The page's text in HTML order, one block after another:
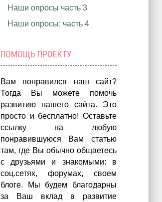
Наши опросы часть 3
Наши опросы: часть 4
ПОМОЩЬ ПРОЕКТУ
Вам понравился наш сайт?
Тогда Вы можете помочь
развитию нашего сайта. Это
просто и бесплатно! Оставьте
ссылку на любую
понравившуюся Вам статью
там, где Вы обычно общаетесь
с друзьями и знакомыми: в
соц.сетях, форумах, своем
блоге. Мы будем благодарны
за Ваш вклад в развитие